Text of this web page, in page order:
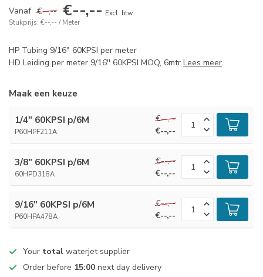
Vanaf €--,-- €--,-- Excl. btw
Stukprijs: €--,-- / Meter
HP Tubing 9/16" 60KPSI per meter
HD Leiding per meter 9/16'' 60KPSI MOQ, 6mtr Lees meer.
Maak een keuze
1/4" 60KPSI p/6M
P60HPF211A
€--,--
€--,--
3/8" 60KPSI p/6M
60HPD318A
€--,--
€--,--
9/16" 60KPSI p/6M
P60HPA478A
€--,--
€--,--
Your total waterjet supplier
Order before 15:00 next day delivery